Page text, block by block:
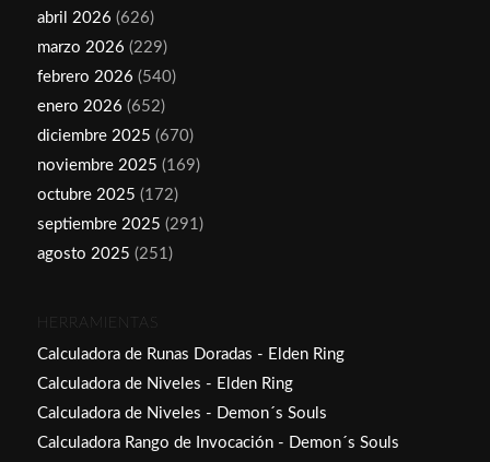
abril 2026 (626)
marzo 2026 (229)
febrero 2026 (540)
enero 2026 (652)
diciembre 2025 (670)
noviembre 2025 (169)
octubre 2025 (172)
septiembre 2025 (291)
agosto 2025 (251)
HERRAMIENTAS
Calculadora de Runas Doradas - Elden Ring
Calculadora de Niveles - Elden Ring
Calculadora de Niveles - Demon´s Souls
Calculadora Rango de Invocación - Demon´s Souls